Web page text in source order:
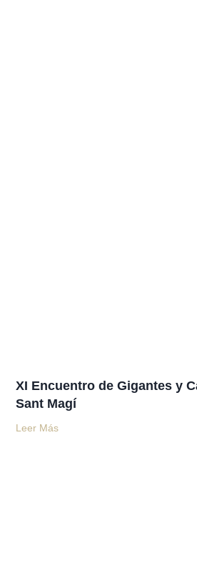
XI Encuentro de Gigantes y
Sant Magí
Leer Más